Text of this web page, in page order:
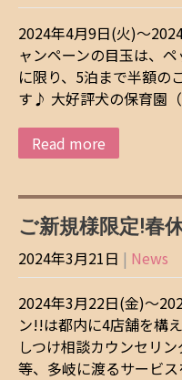
2024年4月9日(火)～
ャンペーンの目玉は、
に限り、5泊まで半額の
す♪ 大好評犬の保育園
Read more
ご新規様限定!春
2024年3月21日 | News
2024年3月22日(金)～
ン!!は都内に4店舗を構
しつけ相談カウンセリ
等、多岐に渡るサービ